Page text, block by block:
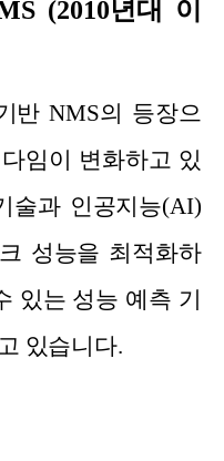
(2010년대 이
반 NMS의 등장으
임이 변화하고 있
술과 인공지능(AI)
성능을 최적화하
있는 성능 예측 기
있습니다.